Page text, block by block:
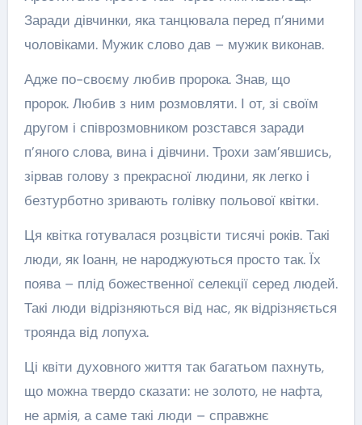
Заради дівчинки, яка танцювала перед п’яними
чоловіками. Мужик слово дав – мужик виконав.
Адже по-своєму любив пророка. Знав, що
пророк. Любив з ним розмовляти. І от, зі своїм
другом і співрозмовником розстався заради
п’яного слова, вина і дівчини. Трохи зам’явшись,
зірвав голову з прекрасної людини, як легко і
безтурботно зривають голівку польової квітки.
Ця квітка готувалася розцвісти тисячі років. Такі
люди, як Іоанн, не народжуються просто так. Їх
поява – плід божественної селекції серед людей.
Такі люди відрізняються від нас, як відрізняється
троянда від лопуха.
Ці квіти духовного життя так багатьом пахнуть,
що можна твердо сказати: не золото, не нафта,
не армія, а саме такі люди – справжнє